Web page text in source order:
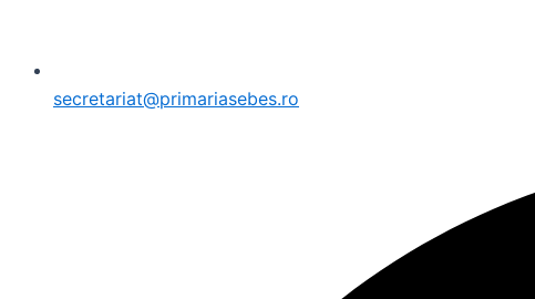
secretariat@primariasebes.ro